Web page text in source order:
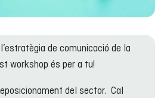
de comunicació de la
workshop és per a tu!
del sector. Cal